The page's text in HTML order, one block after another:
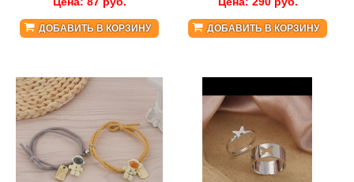
ДОБАВИТЬ В КОРЗИНУ ДОБАВИТЬ В КОРЗИНУ